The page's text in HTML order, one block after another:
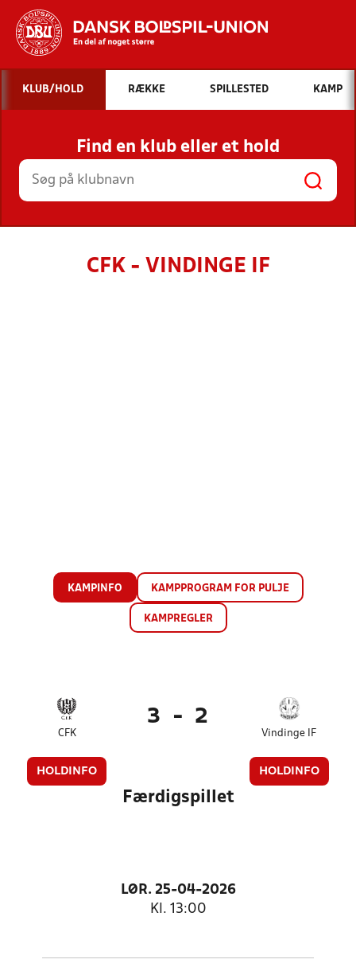
Hvad vil du søge efter?
INDHOLD OG NYHEDER
STILLINGER, RESULTATER, KLUBBER OG
HOLD
KLUB/HOLD RÆKKE SPILLESTED KAMP
Find en klub eller et hold
CFK - VINDINGE IF
KAMPINFO KAMPPROGRAM FOR PULJE
KAMPREGLER
CFK
HOLDINFO
3 - 2
Vindinge IF
HOLDINFO
Færdigspillet
LØR. 25-04-2026
Kl. 13:00